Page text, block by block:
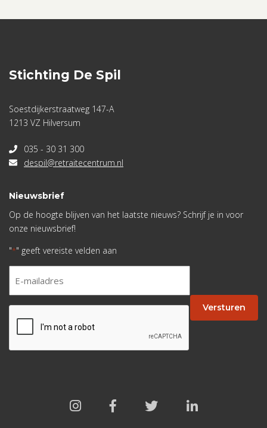
Stichting De Spil
Soestdijkerstraatweg 147-A
1213 VZ Hilversum
035 - 30 31 300
despil@retraitecentrum.nl
Nieuwsbrief
Op de hoogte blijven van het laatste nieuws? Schrijf je in voor
onze nieuwsbrief!
"*" geeft vereiste velden aan
* Versturen